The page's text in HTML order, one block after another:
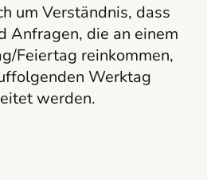
um Verständnis, dass
Anfragen, die an einem
Feiertag reinkommen,
Werktag
werden.